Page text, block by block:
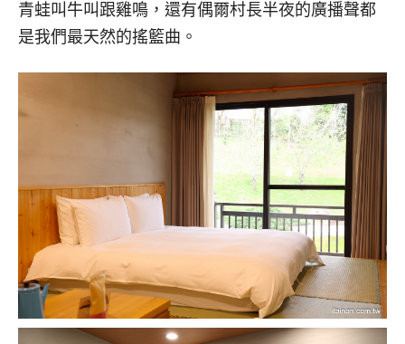
青蛙叫牛叫跟雞鳴，還有偶爾村長半夜的廣播聲都
是我們最天然的搖籃曲。